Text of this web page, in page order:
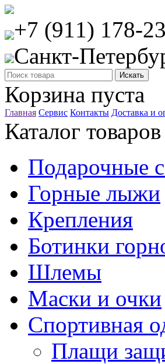
+7 (911) 178-
Санкт-
Корзина пуста
Главная Сервис Контакты Доставка и
Каталог товаров
Подарочные
Горные лыжи
Крепления
Ботинки
Шлемы
Маски и очки
Спортивная
Плащи